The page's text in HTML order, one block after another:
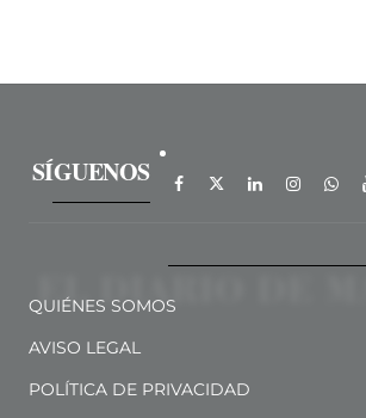
SÍGUENOS
QUIÉNES SOMOS
AVISO LEGAL
POLÍTICA DE PRIVACIDAD